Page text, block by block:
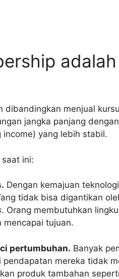
menjual
jangka panjang
yang lebih stabil.
ini:
Dengan kemajuan
tidak bisa digantikan
. Orang membutuhkan
mencapai tujuan.
pertumbuhan. Banyak
mereka tidak
produk tambahan